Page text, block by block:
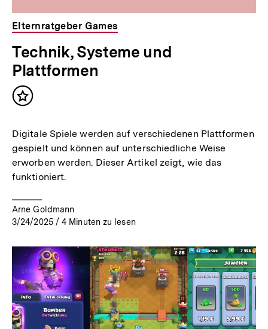
Elternratgeber Games
Technik, Systeme und
Plattformen
Inhalt
Digitale Spiele werden auf verschiedenen Plattformen
gespielt und können auf unterschiedliche Weise
erworben werden. Dieser Artikel zeigt, wie das
funktioniert.
Arne Goldmann
3/24/2025 / 4 Minuten zu lesen